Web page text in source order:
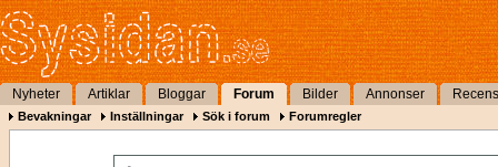
Nyheter Artiklar Bloggar Forum Bilder Annonser
Bevakningar Inställningar Sök i forum Forumregler